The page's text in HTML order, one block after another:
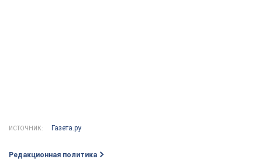
ИСТОЧНИК: Газета.ру
Редакционная политика